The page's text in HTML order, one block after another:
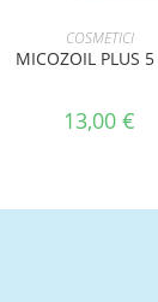
AGGIUNGI AL
COSMETICI
MICOZOIL PLUS 5
13,00 €